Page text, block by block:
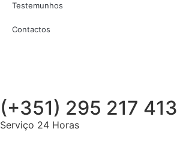
Testemunhos
Contactos
(+351) 295 217 413
Serviço 24 Horas